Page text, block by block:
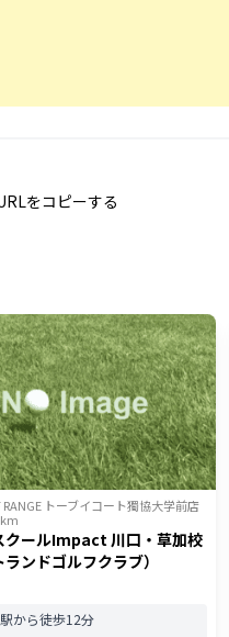
をコピーする
RANGE トーブイコート獨協大学前店
km
クールImpact 川口・草加校
ランドゴルフクラブ）
から徒歩12分